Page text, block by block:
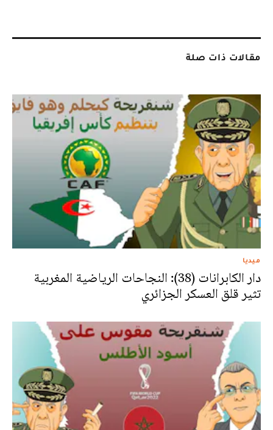
مقالات ذات صلة
ميديا
دار الكابرانات (38): النجاحات الرياضية المغربية
تثير قلق العسكر الجزائري